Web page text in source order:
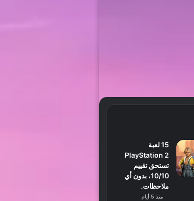
15 لعبة
PlayStation 2
تستحق تقييم
10/10، بدون أي
ملاحظات.
منذ 5 أيام